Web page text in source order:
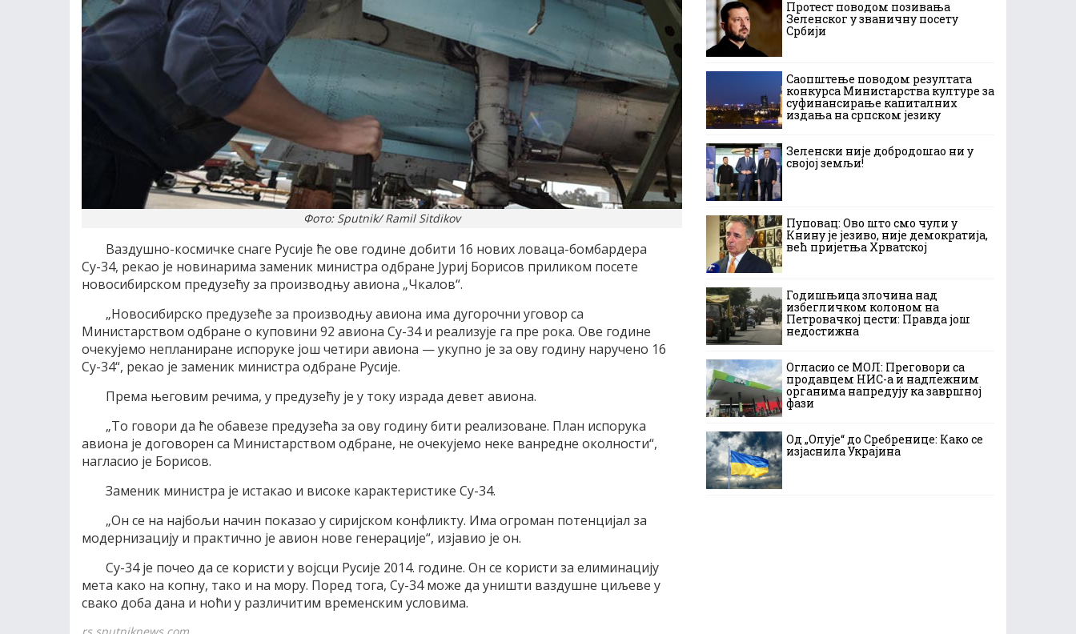
Фото: Sputnik/ Ramil Sitdikov
Ваздушно-космичке снаге Русије ће ове године добити 16 нових ловаца-бомбардера
Су-34, рекао је новинарима заменик министра одбране Јуриј Борисов приликом посете
новосибирском предузећу за производњу авиона „Чкалов“.
„Новосибирско предузеће за производњу авиона има дугорочни уговор са
Министарством одбране о куповини 92 авиона Су-34 и реализује га пре рока. Ове године
очекујемо непланиране испоруке још четири авиона — укупно је за ову годину наручено 16
Су-34“, рекао је заменик министра одбране Русије.
Према његовим речима, у предузећу је у току израда девет авиона.
„То говори да ће обавезе предузећа за ову годину бити реализоване. План испорука
авиона је договорен са Министарством одбране, не очекујемо неке ванредне околности“,
нагласио је Борисов.
Заменик министра је истакао и високе карактеристике Су-34.
„Он се на најбољи начин показао у сиријском конфликту. Има огроман потенцијал за
модернизацију и практично је авион нове генерације“, изјавио је он.
Су-34 је почео да се користи у војсци Русије 2014. године. Он се користи за елиминацију
мета како на копну, тако и на мору. Поред тога, Су-34 може да уништи ваздушне циљеве у
свако доба дана и ноћи у различитим временским условима.
Протест поводом позивања
Зеленског у званичну посету
Србији
Саопштење поводом резултата
конкурса Министарства културе за
суфинансирање капиталних
издања на српском језику
Зеленски није добродошао ни у
својој земљи!
Пуповац: Ово што смо чули у
Книну је језиво, није демократија,
већ пријетња Хрватској
Годишњица злочина над
избегличком колоном на
Петровачкој цести: Правда још
недостижна
Огласио се МОЛ: Преговори са
продавцем НИС-а и надлежним
органима напредују ка завршној
фази
Од „Олује“ до Сребренице: Како се
изјаснила Украјина